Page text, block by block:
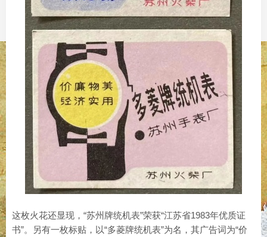
这枚火花还显现，“苏州牌统机表”荣获“江苏省1983年优质证
书”。另有一枚标贴，以“多菱牌统机表”为名，其广告词为“价